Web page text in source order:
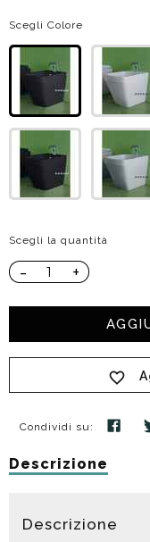
Scegli Colore
Scegli la quantità
- +
Condividi su:
Descrizione
Descrizione